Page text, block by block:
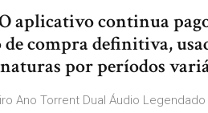
O aplicativo continua
compra definitiva,
por períodos
Ano Torrent Dual Áudio